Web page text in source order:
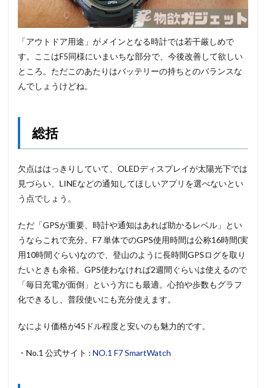
「アウトドア用途」がメインとなる時計では若干厳しめで
す。ここはF5同様にいまいちな部分で、今後改善して欲しい
ところ。ただこのあたりはバッテリーの持ちとのバランスな
んでしょうけどね。
総括
欠点ははっきりしていて、OLEDディスプレイが太陽光下では
見づらい、LINEなどの通知してほしいアプリを選べないとい
う点でしょう。
ただ「GPSが重要、時計や通知はあれば助かるレベル」とい
うならこれで充分。F7 単体でのGPS使用時間は公称16時間(実
用10時間ぐらい)なので、登山のように長時間GPSログを取り
たいときも余裕。GPS使わなければ2週間ぐらいは使えるので
「毎日充電が面倒」という方にも最適。心拍や歩数もグラフ
化できるし、普段使いにも充分使えます。
なにより価格が45ドル程度と安いのも魅力的です。
・No.1 公式サイト : NO.1 F7 SmartWatch